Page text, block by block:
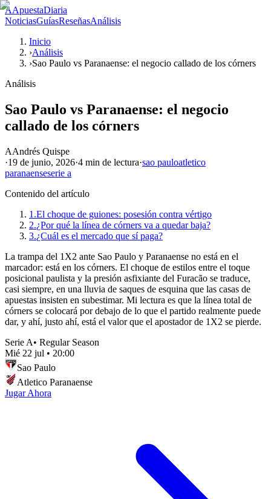
AApuestaDiaria
NoticiasGuíasReseñasAnálisis
Inicio
›Análisis
›Sao Paulo vs Paranaense: el negocio callado de los córners
Análisis
Sao Paulo vs Paranaense: el negocio
callado de los córners
AAndrés Quispe
·19 de junio, 2026·4 min de lectura·sao pauloatletico
paranaenseserie a
Contenido del artículo
1.El choque de guiones: posesión contra vértigo
2.¿Por qué la línea de córners va a quedar baja?
3.¿Cuál es el mercado que sí paga?
La trampa del 1X2 ante Sao Paulo y Paranaense no está en el
marcador: está en los córners. El choque de estilos entre el toque
posicional paulista y la presión asfixiante del Furacão se traduce,
casi siempre, en una lluvia de saques de esquina que las casas de
apuestas insisten en subestimar. Mi lectura es que la línea total de
córners se colocará por debajo de lo que el partido realmente puede
dar, y ahí, justo ahí, está el valor que el apostador de 1X2 se pierde.
Serie A• Regular Season
Mié 22 jul • 20:00
Sao Paulo
Atletico Paranaense
Jugar Ahora